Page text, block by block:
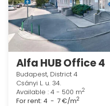
Alfa HUB Office 4
Budapest, District 4
Csányi L. u. 34.
Available : 4 - 500 m2
For rent: 4 - 7 €/m2